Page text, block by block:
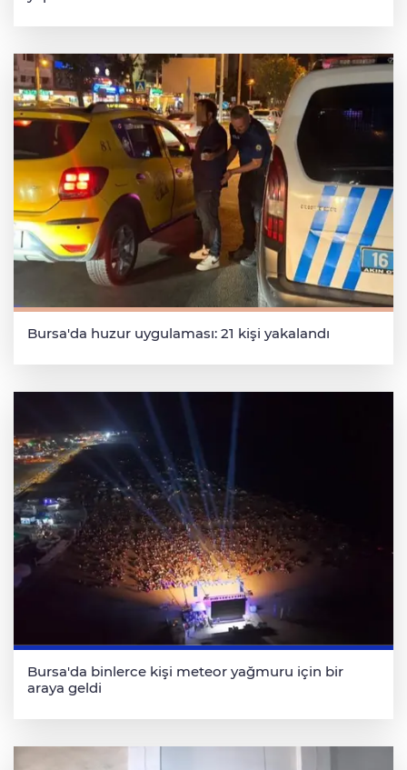
Bursa'da huzur uygulaması: 21 kişi yakalandı
Bursa'da binlerce kişi meteor yağmuru için bir
araya geldi